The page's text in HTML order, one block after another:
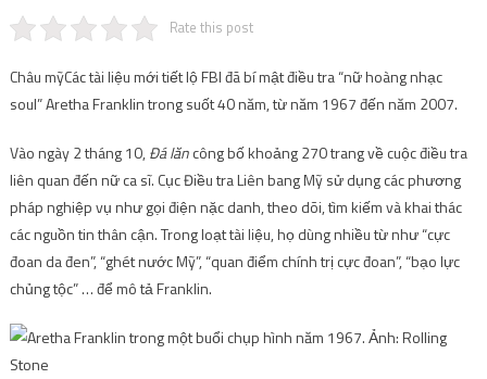
Rate this post
Châu mỹCác tài liệu mới tiết lộ FBI đã bí mật điều tra “nữ hoàng nhạc
soul” Aretha Franklin trong suốt 40 năm, từ năm 1967 đến năm 2007.
Vào ngày 2 tháng 10,Đá lăncông bố khoảng 270 trang về cuộc điều tra
liên quan đến nữ ca sĩ. Cục Điều tra Liên bang Mỹ sử dụng các phương
pháp nghiệp vụ như gọi điện nặc danh, theo dõi, tìm kiếm và khai thác
các nguồn tin thân cận. Trong loạt tài liệu, họ dùng nhiều từ như “cực
đoan da đen”, “ghét nước Mỹ”, “quan điểm chính trị cực đoan”, “bạo lực
chủng tộc” … để mô tả Franklin.